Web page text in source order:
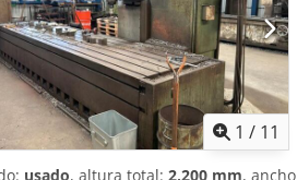
1 / 11
usado, altura total: 2,200 mm,